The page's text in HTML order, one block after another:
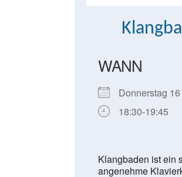
WANN
Donnerstag
18:30-19:45
Klangbaden ist ein
angenehme